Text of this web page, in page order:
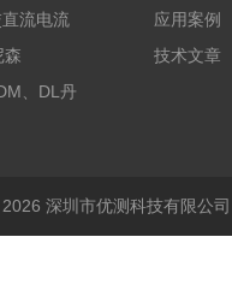
流电流
森
精度电流
、DL丹
应用案例
技术文章
深圳市优测科技有限公司